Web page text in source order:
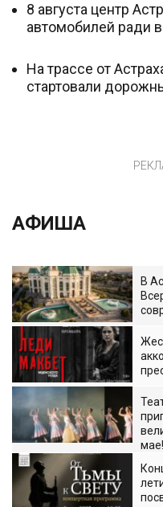
8 августа центр
автомобилей ради
На трассе от
стартовали
АФИША
В
мае!